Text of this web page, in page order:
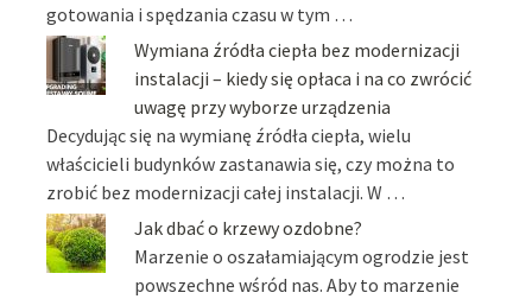
gotowania i spędzania czasu w tym …
Wymiana źródła ciepła bez modernizacji
instalacji – kiedy się opłaca i na co zwrócić
uwagę przy wyborze urządzenia
Decydując się na wymianę źródła ciepła, wielu
właścicieli budynków zastanawia się, czy można to
zrobić bez modernizacji całej instalacji. W …
Jak dbać o krzewy ozdobne?
Marzenie o oszałamiającym ogrodzie jest
powszechne wśród nas. Aby to marzenie